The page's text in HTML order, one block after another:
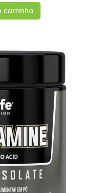
carrinho